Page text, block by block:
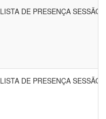
LISTA DE PRESENÇA SESSÃO
LISTA DE PRESENÇA SESSÃO